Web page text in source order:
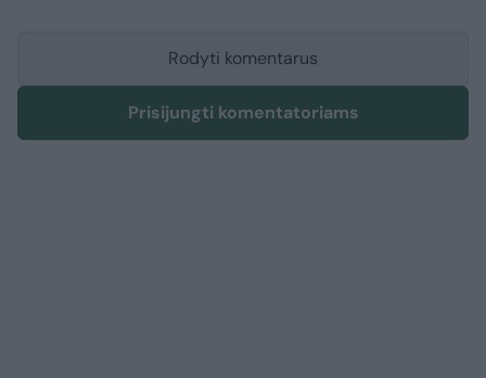
Rodyti komentarus
Prisijungti komentatoriams